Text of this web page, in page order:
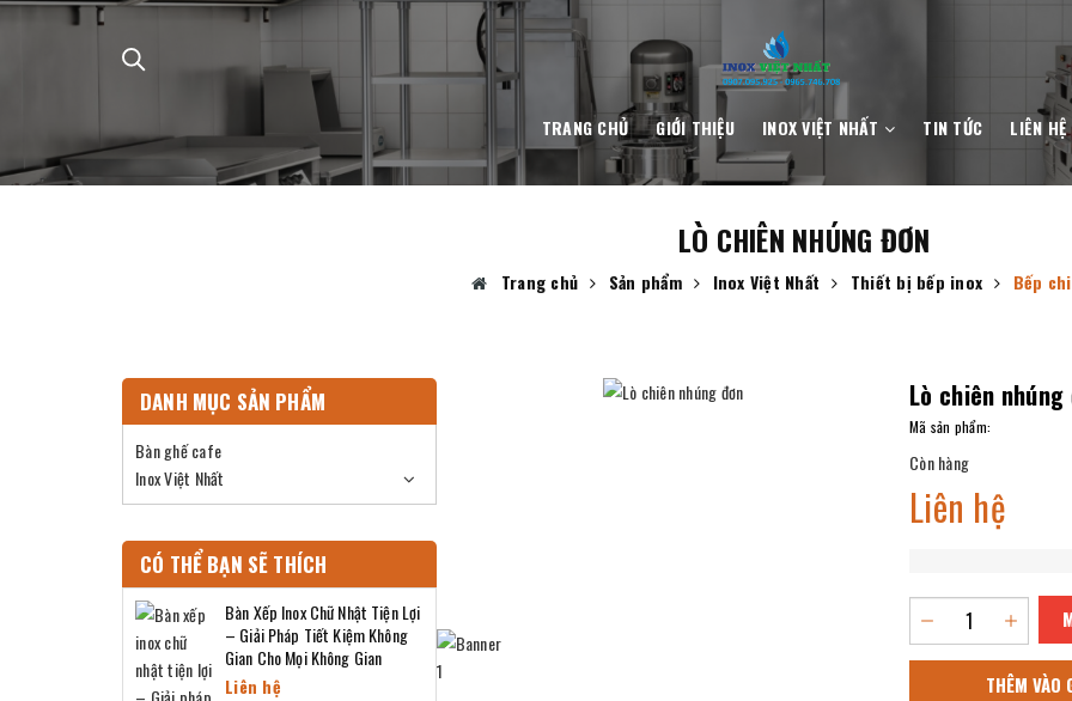
TRANG CHỦ GIỚI THIỆU INOX VIỆT NHẤT TIN TỨC LIÊN HỆ
LÒ CHIÊN NHÚNG ĐƠN
Trang chủ Sản phẩm Inox Việt Nhất Thiết bị bếp inox Bếp
Lò chiên nhúng
Mã sản phẩm:
Còn hàng
Liên hệ
THÊM VÀO
DANH MỤC SẢN PHẨM
Bàn ghế cafe
Inox Việt Nhất
CÓ THỂ BẠN SẼ THÍCH
Bàn Xếp Inox Chữ Nhật Tiện Lợi
– Giải Pháp Tiết Kiệm Không
Gian Cho Mọi Không Gian
Liên hệ